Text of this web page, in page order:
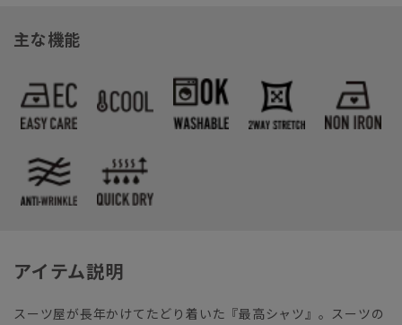
主な機能
アイテム説明
スーツ屋が長年かけてたどり着いた『最高シャツ』。スーツの